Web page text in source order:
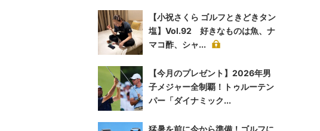
【小祝さくら ゴルフときどきタン
塩】Vol.92 好きなものは魚、ナ
マコ酢、シャ...
【今月のプレゼント】2026年男
子メジャー全制覇！トゥルーテン
パー「ダイナミック...
猛暑を前に今から準備！ゴルフに